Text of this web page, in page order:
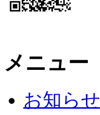
メニュー
お知らせ